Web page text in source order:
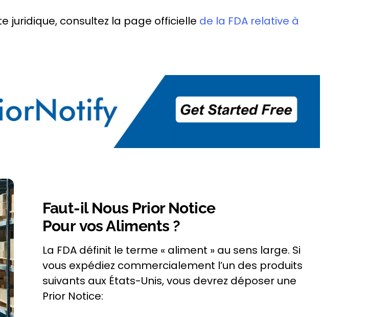
juridique, consultez la page officielle de la FDA relative à
Faut-il Nous Prior Notice
PourvosAliments ?
La FDA définit le terme « aliment » au sens large. Si
vous expédiez commercialement l’un des produits
suivants aux États-Unis, vous devrez déposer une
Prior Notice: